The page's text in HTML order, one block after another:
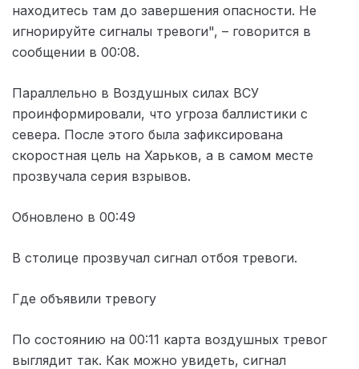
находитесь там до завершения опасности. Не
игнорируйте сигналы тревоги", – говорится в
сообщении в 00:08.
Параллельно в Воздушных силах ВСУ
проинформировали, что угроза баллистики с
севера. После этого была зафиксирована
скоростная цель на Харьков, а в самом месте
прозвучала серия взрывов.
Обновлено в 00:49
В столице прозвучал сигнал отбоя тревоги.
Где объявили тревогу
По состоянию на 00:11 карта воздушных тревог
выглядит так. Как можно увидеть, сигнал